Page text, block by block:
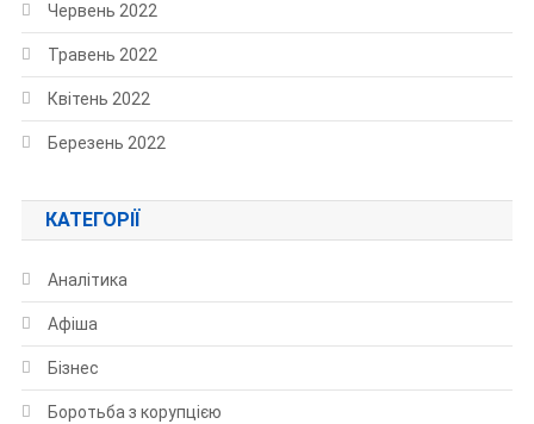
Червень 2022
Травень 2022
Квітень 2022
Березень 2022
КАТЕГОРІЇ
Аналітика
Афіша
Бізнес
Боротьба з корупцією